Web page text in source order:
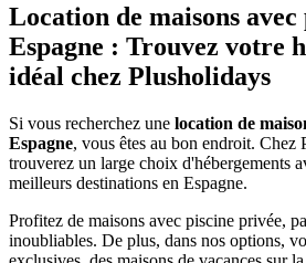
Location de maisons avec
Espagne : Trouvez votre
idéal chez Plusholidays
Si vous recherchez une location de
Espagne, vous êtes au bon endroit. Chez
trouverez un large choix d'hébergements
meilleurs destinations en Espagne.
Profitez de maisons avec piscine privée,
inoubliables. De plus, dans nos options,